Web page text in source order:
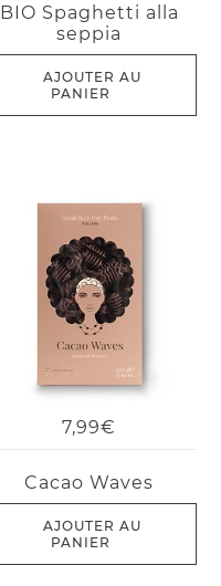
BIO Spaghetti alla
seppia
AJOUTER AU
PANIER
7,99€
Cacao Waves
AJOUTER AU
PANIER